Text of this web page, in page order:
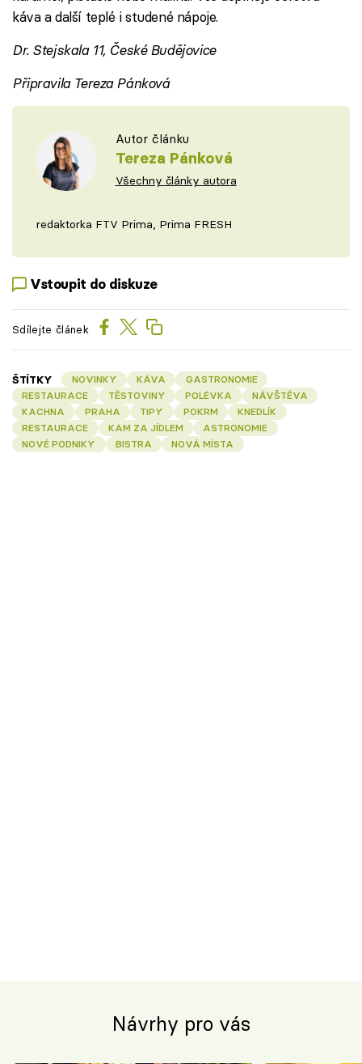
káva a další teplé i studené nápoje.
Dr. Stejskala 11, České Budějovice
Připravila Tereza Pánková
Autor článku
Tereza Pánková
Všechny články autora
redaktorka FTV Prima, Prima FRESH
Vstoupit do diskuze
Sdílejte článek
ŠTÍTKY NOVINKY KÁVA
GASTRONOMIE
RESTAURACE
TĚSTOVINY POLÉVKA
NÁVŠTĚVA
KACHNA
PRAHA TIPY POKRM
KNEDLÍK
RESTAURACE
KAM ZA JÍDLEM
ASTRONOMIE
NOVÉ PODNIKY
BISTRA NOVÁ MÍSTA
Návrhy pro vás